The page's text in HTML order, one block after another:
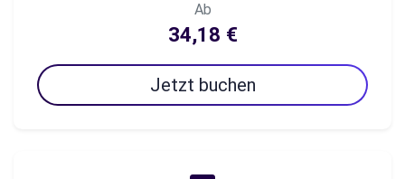
Ab
34,18 €
Jetzt buchen